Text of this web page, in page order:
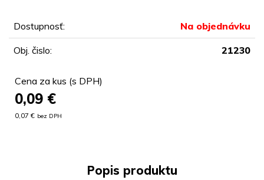
Dostupnosť: Na objednávku
Obj. čislo: 21230
Cena za kus (s DPH)
0,09 €
0,07 € bez DPH
Popis produktu